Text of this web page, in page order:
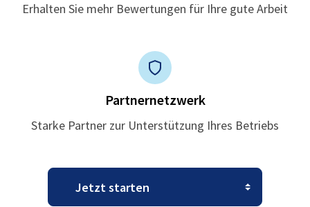
Erhalten Sie mehr Bewertungen für Ihre gute Arbeit
Partnernetzwerk
Starke Partner zur Unterstützung Ihres Betriebs